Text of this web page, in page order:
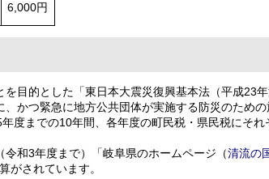
6,000円
目的とした「東日本大震災復興基本法（平成23年
かつ緊急に地方公共団体が実施する防災のため
度までの10年間、各年度の町民税・県民税にそれ
和3年度まで）「岐阜県のホームページ（清流の
がされています。